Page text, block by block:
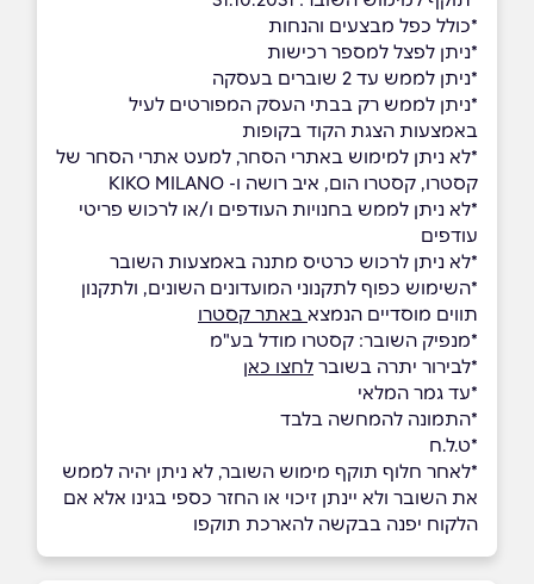
*כולל כפל מבצעים והנחות
*ניתן לפצל למספר רכישות
*ניתן לממש עד 2 שוברים בעסקה
*ניתן לממש רק בבתי העסק המפורטים לעיל
באמצעות הצגת הקוד בקופות
*לא ניתן למימוש באתרי הסחר, למעט אתרי הסחר של
קסטרו, קסטרו הום, איב רושה ו- KIKO MILANO
*לא ניתן לממש בחנויות העודפים ו/או לרכוש פריטי
עודפים
*לא ניתן לרכוש כרטיס מתנה באמצעות השובר
*השימוש כפוף לתקנוני המועדונים השונים, ולתקנון
תווים מוסדיים הנמצא באתר קסטרו
*מנפיק השובר: קסטרו מודל בע"מ
*לבירור יתרה בשובר לחצו כאן
*עד גמר המלאי
*התמונה להמחשה בלבד
*ט.ל.ח
*לאחר חלוף תוקף מימוש השובר, לא ניתן יהיה לממש
את השובר ולא יינתן זיכוי או החזר כספי בגינו אלא אם
הלקוח יפנה בבקשה להארכת תוקפו